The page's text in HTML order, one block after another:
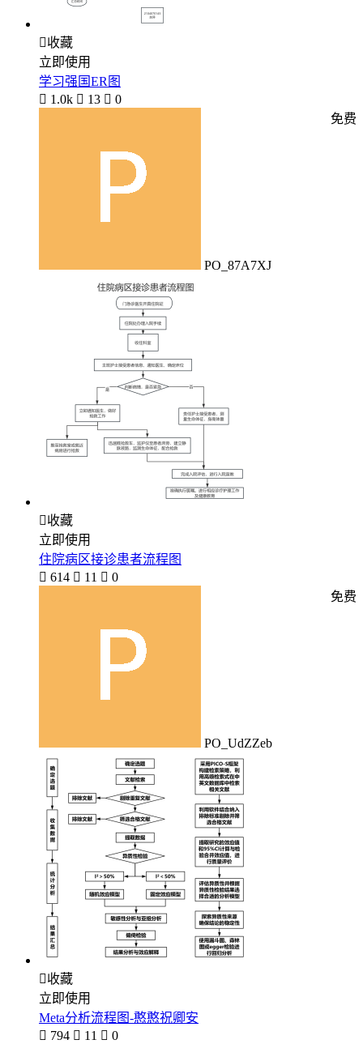
收藏
立即使用
学习强国ER图
 1.0k  13  0
PO_87A7XJ
免费
收藏
立即使用
住院病区接诊患者流程图
 614  11  0
PO_UdZZeb
免费
收藏
立即使用
Meta分析流程图-憨憨祝卿安
 794  11  0